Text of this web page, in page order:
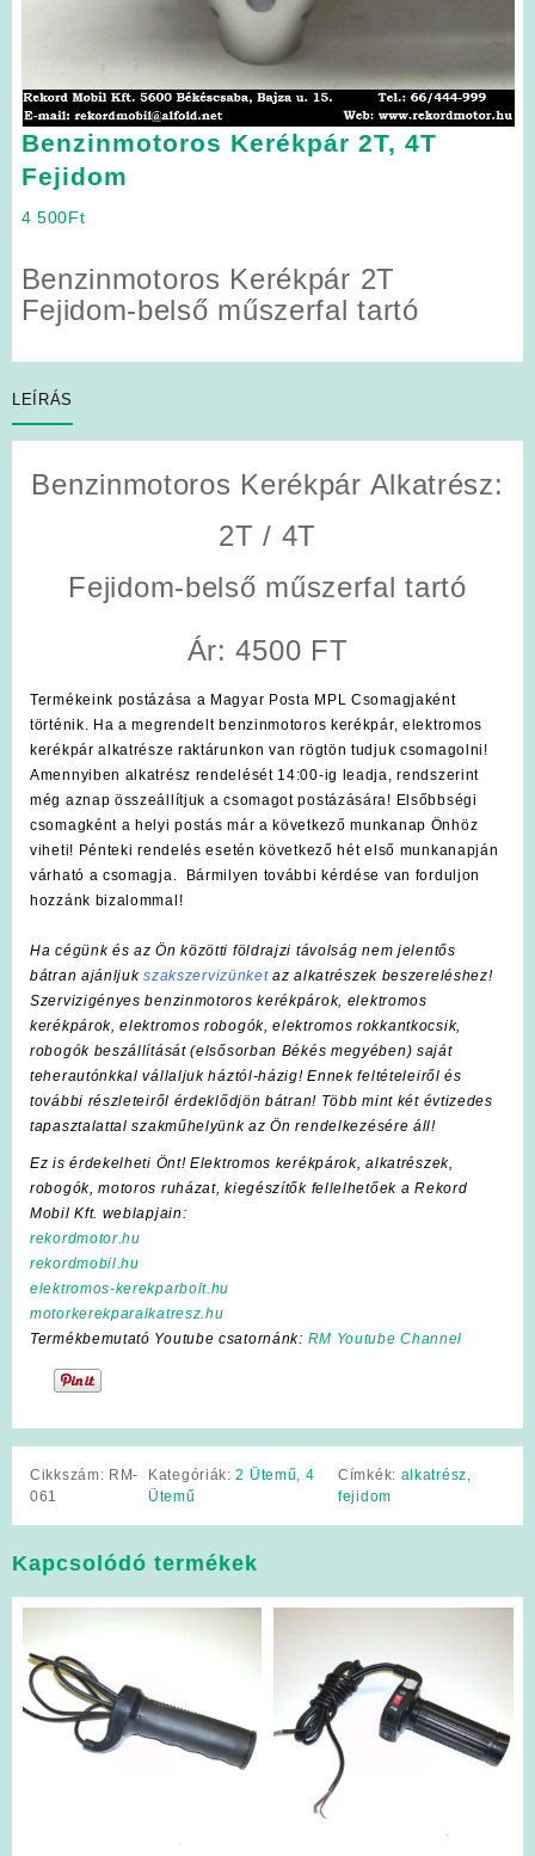
Benzinmotoros Kerékpár 2T, 4T
Fejidom
4 500Ft
Benzinmotoros Kerékpár 2T
Fejidom-belső műszerfal tartó
LEÍRÁS
Benzinmotoros Kerékpár Alkatrész:
2T / 4T
Fejidom-belső műszerfal tartó
Ár: 4500 FT
Termékeink postázása a Magyar Posta MPL Csomagjaként
történik. Ha a megrendelt benzinmotoros kerékpár, elektromos
kerékpár alkatrésze raktárunkon van rögtön tudjuk csomagolni!
Amennyiben alkatrész rendelését 14:00-ig leadja, rendszerint
még aznap összeállítjuk a csomagot postázására! Elsőbbségi
csomagként a helyi postás már a következő munkanap Önhöz
viheti! Pénteki rendelés esetén következő hét első munkanapján
várható a csomagja. Bármilyen további kérdése van forduljon
hozzánk bizalommal!
Ha cégünk és az Ön közötti földrajzi távolság nem jelentős
bátran ajánljukszakszervizünket az alkatrészek beszereléshez!
Szervizigényes benzinmotoros kerékpárok, elektromos
kerékpárok, elektromos robogók, elektromos rokkantkocsik,
robogók beszállítását (elsősorban Békés megyében) saját
teherautónkkal vállaljuk háztól-házig! Ennek feltételeiről és
további részleteiről érdeklődjön bátran! Több mint két évtizedes
tapasztalattal szakműhelyünk az Ön rendelkezésére áll!
Ez is érdekelheti Önt! Elektromos kerékpárok, alkatrészek,
robogók, motoros ruházat, kiegészítők fellelhetőek a Rekord
Mobil Kft. weblapjain:
rekordmotor.hu
rekordmobil.hu
elektromos-kerekparbolt.hu
motorkerekparalkatresz.hu
Termékbemutató Youtube csatornánk: RM Youtube Channel
Cikkszám: RM-
061
Kategóriák:2 Ütemű, 4
Ütemű
Címkék: alkatrész,
fejidom
Kapcsolódó termékek